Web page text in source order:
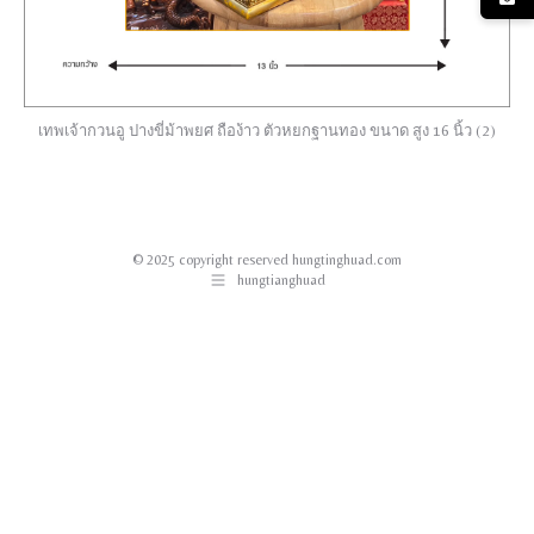
เทพเจ้ากวนอู ปางขี่ม้าพยศ ถือง้าว ตัวหยกฐานทอง ขนาด สูง 16 นิ้ว (2)
© 2025 copyright reserved hungtinghuad.com
hungtianghuad